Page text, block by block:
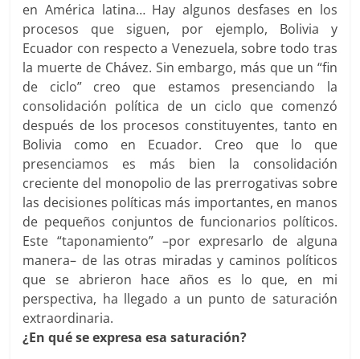
en América latina… Hay algunos desfases en los
procesos que siguen, por ejemplo, Bolivia y
Ecuador con respecto a Venezuela, sobre todo tras
la muerte de Chávez. Sin embargo, más que un “fin
de ciclo” creo que estamos presenciando la
consolidación política de un ciclo que comenzó
después de los procesos constituyentes, tanto en
Bolivia como en Ecuador. Creo que lo que
presenciamos es más bien la consolidación
creciente del monopolio de las prerrogativas sobre
las decisiones políticas más importantes, en manos
de pequeños conjuntos de funcionarios políticos.
Este “taponamiento” –por expresarlo de alguna
manera– de las otras miradas y caminos políticos
que se abrieron hace años es lo que, en mi
perspectiva, ha llegado a un punto de saturación
extraordinaria.
¿En qué se expresa esa saturación?